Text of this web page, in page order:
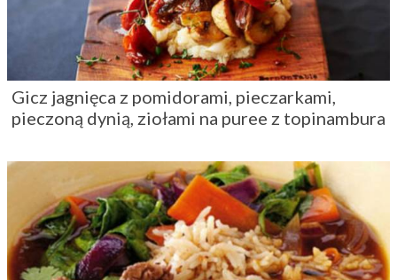
Gicz jagnięca z pomidorami, pieczarkami,
pieczoną dynią, ziołami na puree z topinambura